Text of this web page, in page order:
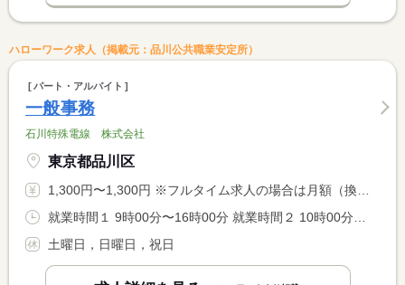
ハローワーク求人（掲載元：品川公共職業安定所）
パート・アルバイト
一般事務
石川特殊電線 株式会社
東京都品川区
1,300円〜1,300円 ※フルタイム求人の場合は月額（換算額）、パート求人の場合は時間額を表示しています。
土曜日，日曜日，祝日